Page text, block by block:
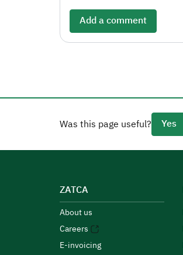
Add a comment
Was this page useful? Yes
ZATCA
About us
Careers
E-invoicing